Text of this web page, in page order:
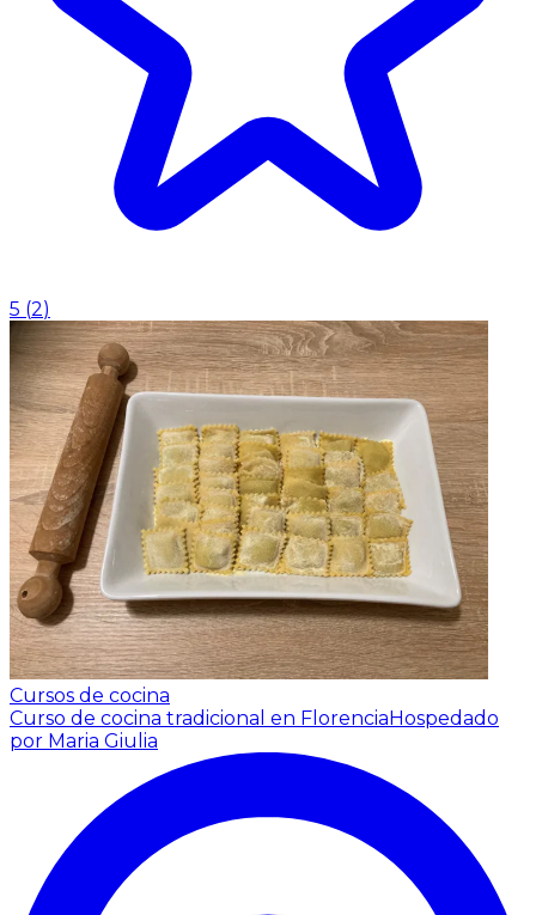
5 (2)
Cursos de cocina
Curso de cocina tradicional en FlorenciaHospedado
por Maria Giulia